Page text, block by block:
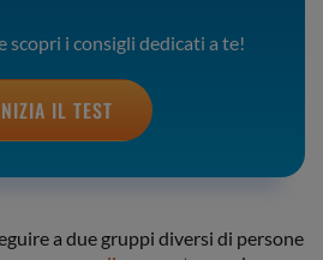
scopri i consigli dedicati a te!
IL TEST
a due gruppi diversi di persone